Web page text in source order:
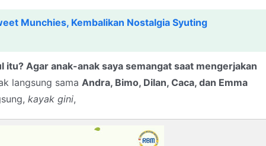
Munchies, Kembalikan Nostalgia Syuting
itu? Agar anak-anak saya semangat saat mengerjakan
langsung sama Andra, Bimo, Dilan, Caca, dan Emma
kayak gini,